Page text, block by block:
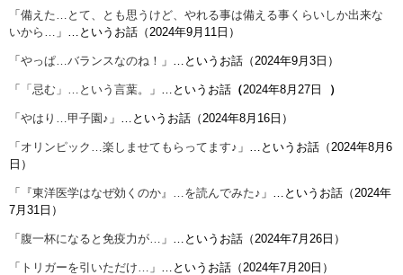
「 備えた…とて、とも思うけど、やれる事は備える事くらいしか出来な
いから… 」…というお話（2024年9月11日）
「 やっぱ…バランスなのね！ 」…というお話（2024年9月3日）
「 「忌む」…という言葉。 」…というお話 （2024年8月27日 ）
「 やはり…甲子園♪ 」…というお話（2024年8月16日）
「 オリンピック…楽しませてもらってます♪ 」…というお話（2024年8月6
日）
「 『東洋医学はなぜ効くのか』…を読んでみた♪ 」…というお話（2024年
7月31日）
「 腹一杯になると免疫力が… 」…というお話（2024年7月26日）
「 トリガーを引いただけ… 」…というお話（2024年7月20日）